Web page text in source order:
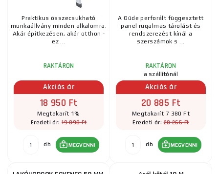
Praktikus összecsukható
munkaállvány minden alkalomra.
Akár építkezésen, akár otthon -
ez ...
RAKTÁRON
Akciós ár
18 950 Ft
Megtakarít 1%
Eredeti ár:19 090 Ft
db MEGVENNI
A Güde perforált függesztett
panel rugalmas tárolást és
rendszerezést kínál a
szerszámok s ...
RAKTÁRON
a szállítónál
Akciós ár
20 885 Ft
Megtakarít 7 380 Ft
Eredeti ár:28 265 Ft
db MEGVENNI